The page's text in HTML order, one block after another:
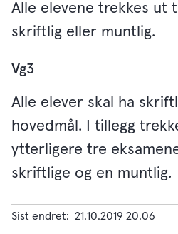
Alle elevene trekkes ut
skriftlig eller muntlig.
Vg3
Alle elever skal ha
hovedmål. I tillegg
ytterligere tre
skriftlige og en muntlig.
Sist endret 21.10.2019 20.06